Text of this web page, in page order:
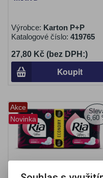
Výrobce: Karton P+P
Katalogové číslo: 419765
27,80 Kč (bez DPH:)
Koupit
Akce
Novinka
6,60